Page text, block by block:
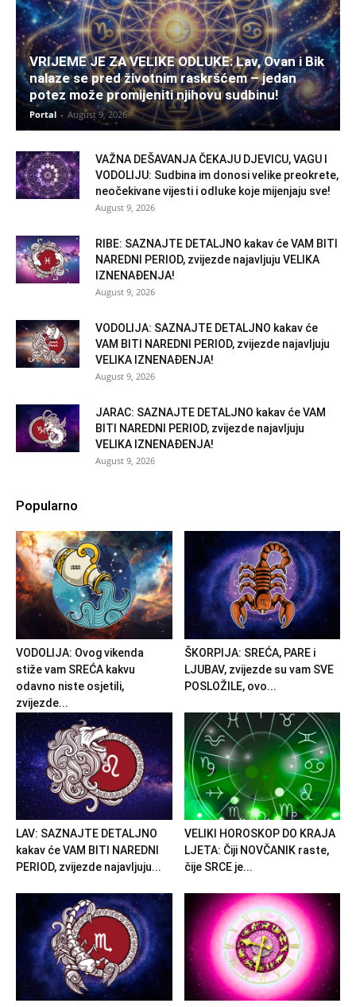
VRIJEME JE ZA VELIKE ODLUKE: Lav, Ovan i Bik
nalaze se pred životnim raskršćem – jedan
potez može promijeniti njihovu sudbinu!
Portal - August 9, 2026
VAŽNA DEŠAVANJA ČEKAJU DJEVICU, VAGU I
VODOLIJU: Sudbina im donosi velike preokrete,
neočekivane vijesti i odluke koje mijenjaju sve!
August 9, 2026
RIBE: SAZNAJTE DETALJNO kakav će VAM BITI
NAREDNI PERIOD, zvijezde najavljuju VELIKA
IZNENAĐENJA!
August 9, 2026
VODOLIJA: SAZNAJTE DETALJNO kakav će
VAM BITI NAREDNI PERIOD, zvijezde najavljuju
VELIKA IZNENAĐENJA!
August 9, 2026
JARAC: SAZNAJTE DETALJNO kakav će VAM
BITI NAREDNI PERIOD, zvijezde najavljuju
VELIKA IZNENAĐENJA!
August 9, 2026
Popularno
VODOLIJA: Ovog vikenda
stiže vam SREĆA kakvu
odavno niste osjetili,
zvijezde...
ŠKORPIJA: SREĆA, PARE i
LJUBAV, zvijezde su vam SVE
POSLOŽILE, ovo...
LAV: SAZNAJTE DETALJNO
kakav će VAM BITI NAREDNI
PERIOD, zvijezde najavljuju...
VELIKI HOROSKOP DO KRAJA
LJETA: Čiji NOVČANIK raste,
čije SRCE je...